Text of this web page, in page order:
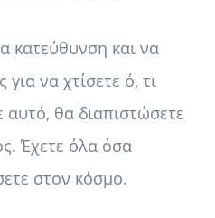
κατεύθυνση και να
για να χτίσετε ό, τι
αυτό, θα διαπιστώσετε
Έχετε όλα όσα
στον κόσμο.